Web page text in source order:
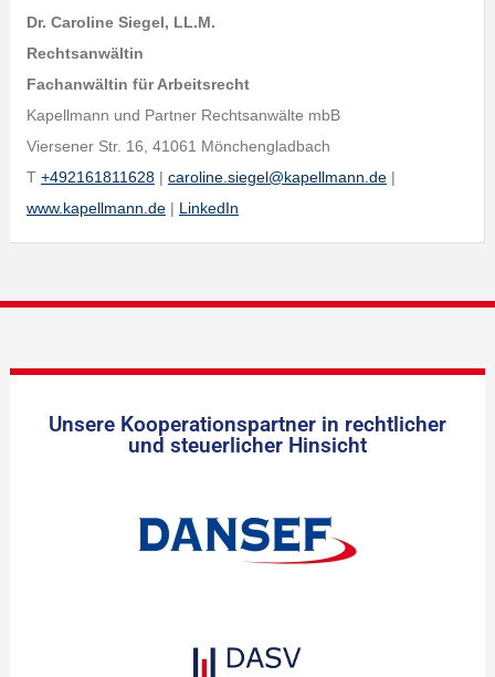
Dr. Caroline Siegel, LL.M.
Rechtsanwältin
Fachanwältin für Arbeitsrecht
Kapellmann und Partner Rechtsanwälte mbB
Viersener Str. 16, 41061 Mönchengladbach
T +492161811628| caroline.siegel@kapellmann.de|
www.kapellmann.de| LinkedIn
Unsere Kooperationspartner in rechtlicher
und steuerlicher Hinsicht